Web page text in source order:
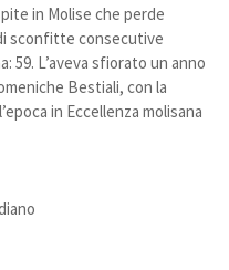
in Molise che perde
sconfitte consecutive
59. L’aveva sfiorato un anno
Bestiali, con la
in Eccellenza molisana